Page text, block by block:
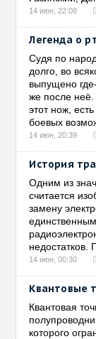
14 июн, 22:08
Легенда о
Судя по
долго, во
выпущено
же после
этот нож,
боевых
14 июн, 20:39
История
Одним из
считается
замену
недостатков.
14 июн, 00:30
Квантовые
Квантовая
которого